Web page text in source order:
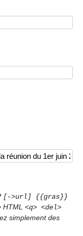
[->url] {{gras}}
HTML <q> <del>
simplement des